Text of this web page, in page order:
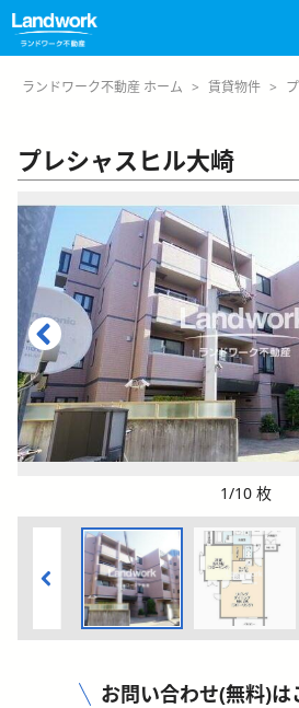
ランドワーク不動産 ホーム > 賃貸物件 >
プレシャスヒル大崎
1/10 枚
お問い合わせ(無料)は